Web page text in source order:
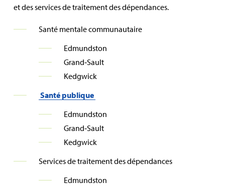
et des services de traitement des dépendances.
Santé mentale communautaire
Edmundston
Grand‑Sault
Kedgwick
Santé publique
Edmundston
Grand‑Sault
Kedgwick
Services de traitement des dépendances
Edmundston